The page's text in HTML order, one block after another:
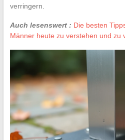
verringern.
Auch lesenswert : Die besten
Männer heute zu verstehen und zu